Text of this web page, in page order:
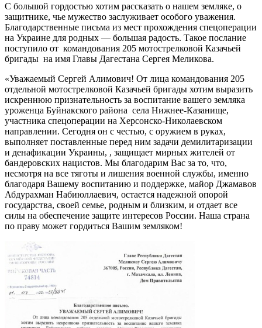
С большой гордостью хотим рассказать о нашем земляке, о
защитнике, чье мужество заслуживает особого уважения.
Благодарственные письма из мест прохождения спецоперации
на Украине для родных — большая радость. Такое послание
поступило от командования 205 мотострелковой Казачьей
бригады на имя Главы Дагестана Сергея Меликова.
«Уважаемый Сергей Алимович! От лица командования 205
отдельной мотострелковой Казачьей бригады хотим выразить
искреннюю признательность за воспитание вашего земляка
уроженца Буйнакского района села Нижнее-Казанище,
участника спецоперации на Херсонско-Николаевском
направлении. Сегодня он с честью, с оружием в руках,
выполняет поставленные перед ним задачи демилитаризации
и денафикации Украины, , защищает мирных жителей от
бандеровских нацистов. Мы благодарим Вас за то, что,
несмотря на все тяготы и лишения военной службы, именно
благодаря Вашему воспитанию и поддержке, майор Джамавов
Абдурахман Набиюллаевич, остается надежной опорой
государства, своей семье, родным и близким, и отдает все
силы на обеспечение защите интересов России. Наша страна
по праву может гордиться Вашим земляком!